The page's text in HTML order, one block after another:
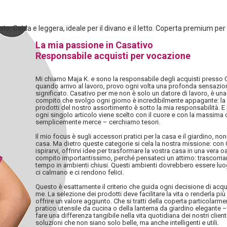
Calda e leggera, ideale per il divano e il letto. Coperta premium
La mia passione in Casativo
Responsabile acquisti per vocazione
Mi chiamo Maja K. e sono la responsabile degli acquisti presso
quando arrivo al lavoro, provo ogni volta una profonda
significato. Casativo per me non è solo un datore di lavoro, è
compito che svolgo ogni giorno è incredibilmente appagante:
prodotti del nostro assortimento è sotto la mia responsabilità.
ogni singolo articolo viene scelto con il cuore e con la massima
semplicemente merce – cerchiamo tesori.
Il mio focus è sugli accessori pratici per la casa e il giardino,
casa. Ma dietro queste categorie si cela la nostra missione: con
ispirarvi, offrirvi idee per trasformare la vostra casa in una vera
compito importantissimo, perché pensateci un attimo:
tempo in ambienti chiusi. Questi ambienti dovrebbero essere
ci calmano e ci rendono felici.
Questo è esattamente il criterio che guida ogni decisione di
me. La selezione dei prodotti deve facilitare la vita o renderla
offrire un valore aggiunto. Che si tratti della coperta
pratico utensile da cucina o della lanterna da giardino elegante
fare una differenza tangibile nella vita quotidiana dei nostri
soluzioni che non siano solo belle, ma anche intelligenti e utili.